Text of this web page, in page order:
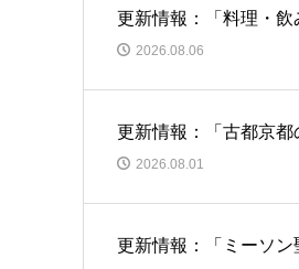
更新情報：「料理・
2026.08.06
更新情報：「古都京
2026.08.01
更新情報：「ミーソ